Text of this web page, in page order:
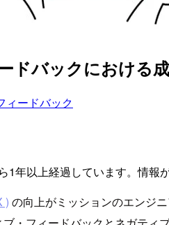
ドバックにおける
ィードバック
1年以上経過しています。情報
) の向上がミッションのエンジ